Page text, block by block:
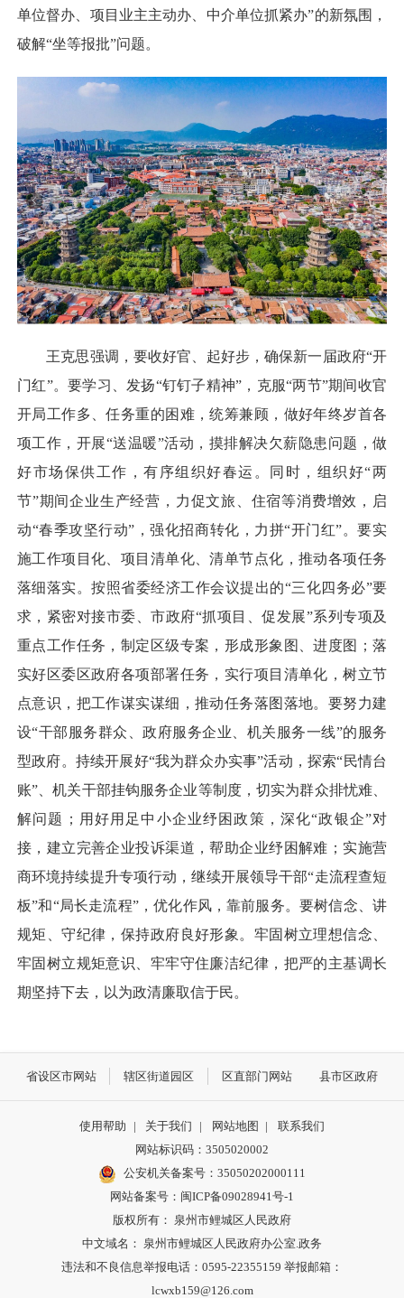
单位督办、项目业主主动办、中介单位抓紧办”的新氛围，
破解“坐等报批”问题。
王克思强调，要收好官、起好步，确保新一届政府“开
门红”。要学习、发扬“钉钉子精神”，克服“两节”期间收官
开局工作多、任务重的困难，统筹兼顾，做好年终岁首各
项工作，开展“送温暖”活动，摸排解决欠薪隐患问题，做
好市场保供工作，有序组织好春运。同时，组织好“两
节”期间企业生产经营，力促文旅、住宿等消费增效，启
动“春季攻坚行动”，强化招商转化，力拼“开门红”。要实
施工作项目化、项目清单化、清单节点化，推动各项任务
落细落实。按照省委经济工作会议提出的“三化四务必”要
求，紧密对接市委、市政府“抓项目、促发展”系列专项及
重点工作任务，制定区级专案，形成形象图、进度图；落
实好区委区政府各项部署任务，实行项目清单化，树立节
点意识，把工作谋实谋细，推动任务落图落地。要努力建
设“干部服务群众、政府服务企业、机关服务一线”的服务
型政府。持续开展好“我为群众办实事”活动，探索“民情台
账”、机关干部挂钩服务企业等制度，切实为群众排忧难、
解问题；用好用足中小企业纾困政策，深化“政银企”对
接，建立完善企业投诉渠道，帮助企业纾困解难；实施营
商环境持续提升专项行动，继续开展领导干部“走流程查短
板”和“局长走流程”，优化作风，靠前服务。要树信念、讲
规矩、守纪律，保持政府良好形象。牢固树立理想信念、
牢固树立规矩意识、牢牢守住廉洁纪律，把严的主基调长
期坚持下去，以为政清廉取信于民。
省设区市网站 辖区街道园区 区直部门网站 县市区政府
使用帮助 | 关于我们 | 网站地图 |
联系我们
网站标识码：3505020002
公安机关备案号：35050202000111
网站备案号：闽ICP备09028941号-1
版权所有： 泉州市鲤城区人民政府
中文域名： 泉州市鲤城区人民政府办公室.政务
违法和不良信息举报电话：0595-22355159 举报邮箱：
lcwxb159@126.com